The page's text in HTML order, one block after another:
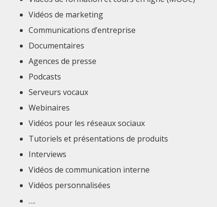
Vidéos de marketing
Communications d’entreprise
Documentaires
Agences de presse
Podcasts
Serveurs vocaux
Webinaires
Vidéos pour les réseaux sociaux
Tutoriels et présentations de produits
Interviews
Vidéos de communication interne
Vidéos personnalisées
….